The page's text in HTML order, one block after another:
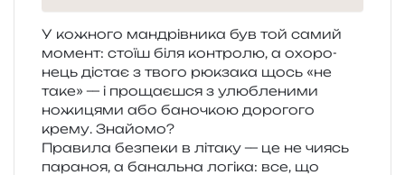
У кожно­го ман­дрів­ни­ка був той самий
момент: стоїш біля кон­тро­лю, а охо­ро­
нець дістає з твого рюк­за­ка щось «не
таке» — і про­ща­є­шся з улю­бле­ни­ми
ножи­ця­ми або бано­чкою доро­го­го
крему. Знайомо?
Правила без­пе­ки в літа­ку — це не чиясь
пара­ноя, а баналь­на логі­ка: все, що